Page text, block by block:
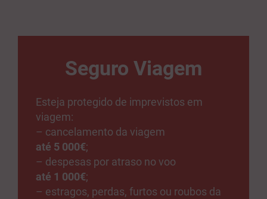
Seguro Viagem
Esteja protegido de imprevistos em
viagem:
– cancelamento da viagem
até 5 000€;
– despesas por atraso no voo
até 1 000€;
– estragos, perdas, furtos ou roubos da